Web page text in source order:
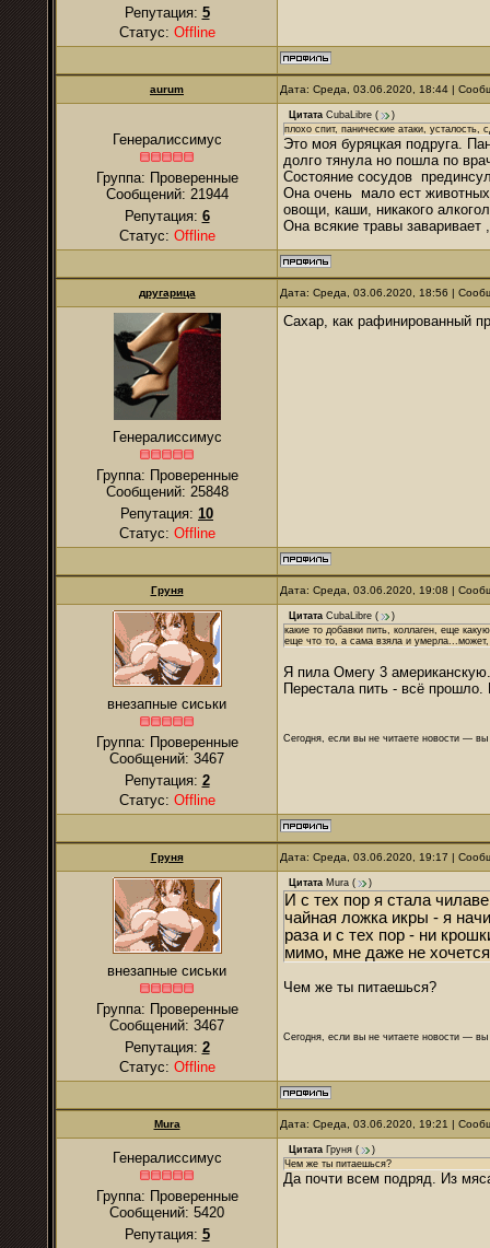
Репутация: 5
Статус: Offline
аurum Дата: Среда, 03.06.2020, 18:44 |
Генералиссимус
Группа: Проверенные
Сообщений: 21944
Репутация: 6
Статус: Offline
Цитата CubaLibre (
)
плохо спит, панические атаки, усталость,
Это моя буряцкая подруга.
долго тянула но пошла по
Состояние сосудов
Она очень мало ест
овощи, каши, никакого
Она всякие травы заваривает
другарица Дата: Среда, 03.06.2020, 18:56 |
Генералиссимус
Группа: Проверенные
Сообщений: 25848
Репутация: 10
Статус: Offline
Сахар, как рафинированный
Груня Дата: Среда, 03.06.2020, 19:08 |
внезапные сиськи
Группа: Проверенные
Сообщений: 3467
Репутация: 2
Статус: Offline
Цитата CubaLibre (
)
какие то добавки пить, коллаген, еще
еще что то, а сама взяла и
Я пила Омегу 3
Перестала пить - всё
Сегодня, если вы не читаете новости —
Груня Дата: Среда, 03.06.2020, 19:17 |
внезапные сиськи
Группа: Проверенные
Сообщений: 3467
Репутация: 2
Статус: Offline
Цитата Mura ( )
И с тех пор я стала
чайная ложка икры - я
раза и с тех пор - ни
мимо, мне даже не
Чем же ты питаешься?
Сегодня, если вы не читаете новости —
Mura Дата: Среда, 03.06.2020, 19:21 |
Генералиссимус
Группа: Проверенные
Сообщений: 5420
Репутация: 5
Цитата Груня (
)
Чем же ты питаешься?
Да почти всем подряд. Из